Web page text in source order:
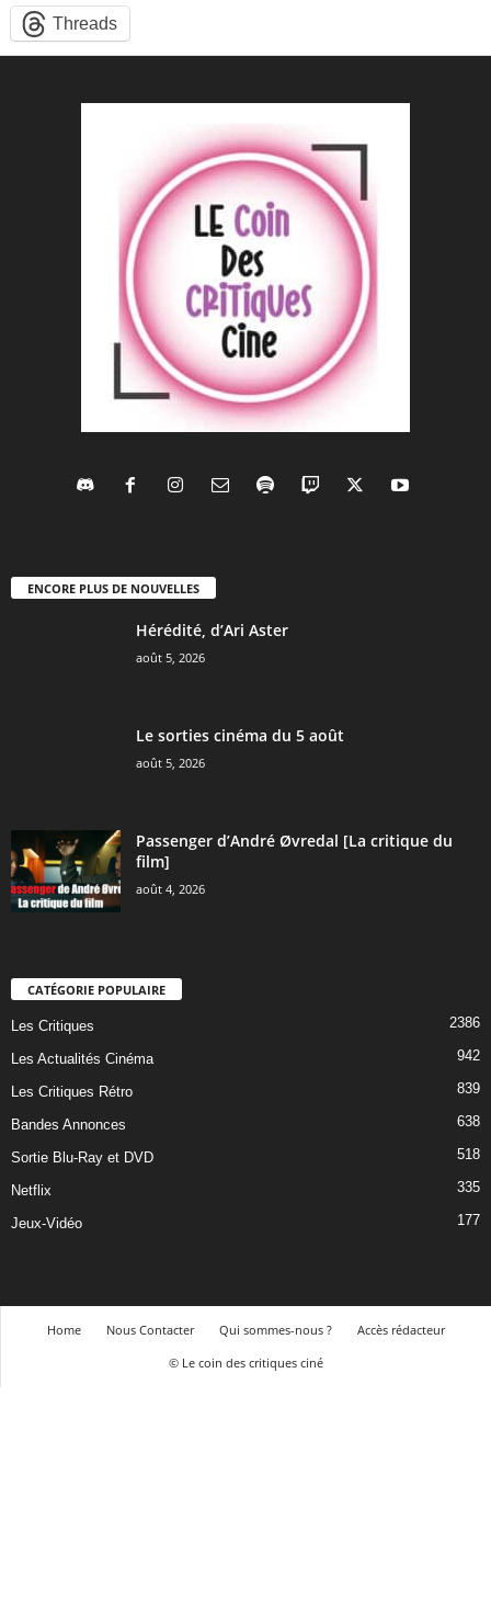
Threads
ENCORE PLUS DE NOUVELLES
Hérédité, d’Ari Aster
août 5, 2026
Le sorties cinéma du 5 août
août 5, 2026
Passenger d’André Øvredal [La critique du
film]
août 4, 2026
CATÉGORIE POPULAIRE
Les Critiques 2386
Les Actualités Cinéma 942
Les Critiques Rétro 839
Bandes Annonces 638
Sortie Blu-Ray et DVD 518
Netflix 335
Jeux-Vidéo 177
Home Nous Contacter Qui sommes-nous ?
Accès rédacteur
© Le coin des critiques ciné